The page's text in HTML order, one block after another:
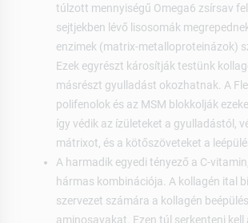
túlzott mennyiségű Omega6 zsírsav
sejtjekben lévő lisosomák
enzimek (matrix-metalloproteinázok)
Ezek egyrészt károsítják testünk
másrészt gyulladást okozhatnak. A
polifenolok és az MSM blokkolják
így védik az ízületeket a gyulladástól,
mátrixot, és a kötőszöveteket a
A harmadik egyedi tényező a C-
hármas kombinációja. A kollagén ital
szervezet számára a kollagén
aminosavakat. Ezen túl serkenteni